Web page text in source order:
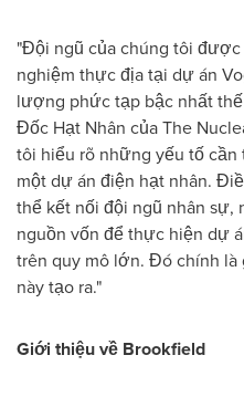
"Đội ngũ của chúng tôi
nghiệm thực địa tại dự án
lượng phức tạp bậc nhất
Đốc Hạt Nhân của The
tôi hiểu rõ những yếu tố
một dự án điện hạt nhân.
thể kết nối đội ngũ nhân sự,
nguồn vốn để thực hiện dự
trên quy mô lớn. Đó chính là
này tạo ra."
Giới thiệu về Brookfield